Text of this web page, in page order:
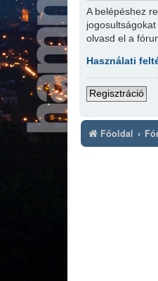
A belépéshez
olvasd el a
Használati
Regisztráció
Főoldal